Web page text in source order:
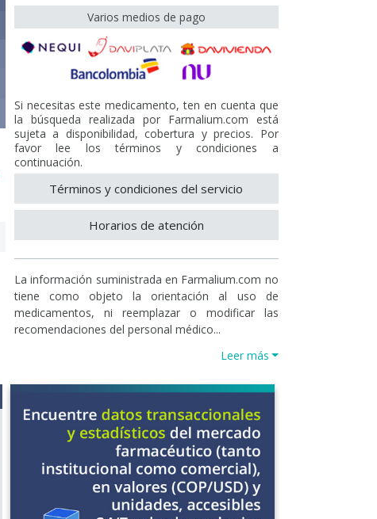
Varios medios de pago
Si necesitas este medicamento, ten en cuenta que
la búsqueda realizada por Farmalium.com está
sujeta a disponibilidad, cobertura y precios. Por
favor lee los términos y condiciones a
continuación.
Términos y condiciones del servicio
Horarios de atención
La información suministrada en Farmalium.com no
tiene como objeto la orientación al uso de
medicamentos, ni reemplazar o modificar las
recomendaciones del personal médico...
Leer más